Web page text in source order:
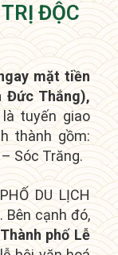
ĐỘC
mặt tiền
Đức Thắng),
tuyến giao
thành gồm:
Sóc Trăng.
DU LỊCH
Bên cạnh đó,
Thành phố Lễ